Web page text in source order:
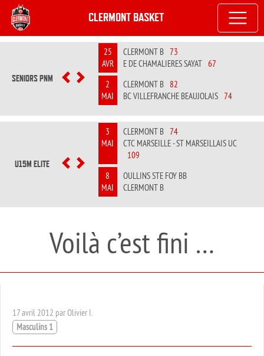
CLERMONT BASKET
SENIORS PNM PREVIOUS
NEXT
25
AVR
CLERMONT B 73
E DE CHAMALIERES SAYAT 67
2
MAI
CLERMONT B 82
BC VILLEFRANCHE BEAUJOLAIS 74
U15M ELITE PREVIOUS
NEXT
3
MAI
CLERMONT B 74
CTC MARSEILLE - ST MARSEILLAIS UC
109
8
MAI
OULLINS STE FOY BB
CLERMONT B
Voilà c’est fini …
17 avril 2012 par Olivier I.
Masculins 1